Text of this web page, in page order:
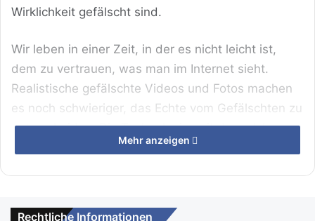
Wirklichkeit gefälscht sind.
Wir leben in einer Zeit, in der es nicht leicht ist,
dem zu vertrauen, was man im Internet sieht.
Realistische gefälschte Videos und Fotos machen
es noch schwieriger, das Echte vom Gefälschten zu
unterscheiden. Die Technologie, mit der solche
betrügerischen Videos und Fotos erstellt werden,
Mehr anzeigen
Rechtliche Informationen